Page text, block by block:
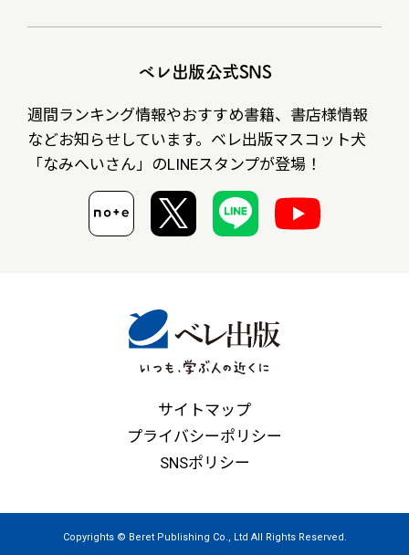
ベレ出版公式SNS
週間ランキング情報やおすすめ書籍、書店様情報
などお知らせしています。ベレ出版マスコット犬
「なみへいさん」のLINEスタンプが登場！
サイトマップ
プライバシーポリシー
SNSポリシー
Copyrights © Beret Publishing Co., Ltd All Rights Reserved.